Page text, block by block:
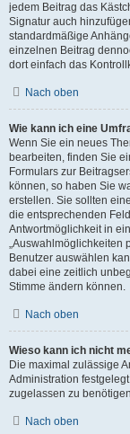
jedem Beitrag das
Signatur auch
standardmäßige
einzelnen Beitrag
dort einfach das
Nach oben
Wie kann ich eine
Wenn Sie ein neues
bearbeiten, finden Sie
Formulars zur
können, so haben Sie
erstellen. Sie sollten
die entsprechenden
Antwortmöglichkeit in
„Auswahlmöglichkeiten
Benutzer auswählen
dabei eine zeitlich
Stimme ändern können.
Nach oben
Wieso kann ich nicht
Die maximal zulässige
Administration
zugelassen zu
Nach oben